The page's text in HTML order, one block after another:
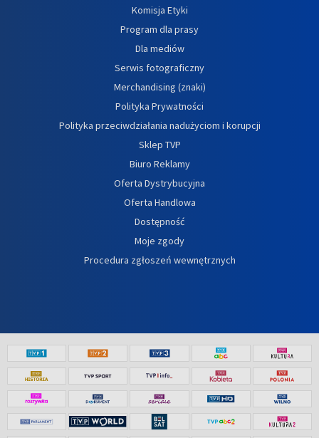
Komisja Etyki
Program dla prasy
Dla mediów
Serwis fotograficzny
Merchandising (znaki)
Polityka Prywatności
Polityka przeciwdziałania nadużyciom i korupcji
Sklep TVP
Biuro Reklamy
Oferta Dystrybucyjna
Oferta Handlowa
Dostępność
Moje zgody
Procedura zgłoszeń wewnętrznych